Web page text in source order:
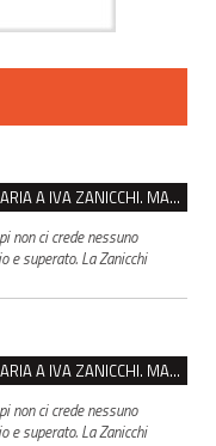
VENTASSO, SÌ ALLA CITTADINANZA ONORARIA A IVA ZANICCHI. MA BARGIACCHI: “È DI PESSIMO GUSTO”
non ci crede nessuno
e superato. La Zanicchi
VENTASSO, SÌ ALLA CITTADINANZA ONORARIA A IVA ZANICCHI. MA BARGIACCHI: “È DI PESSIMO GUSTO”
non ci crede nessuno
e superato. La Zanicchi